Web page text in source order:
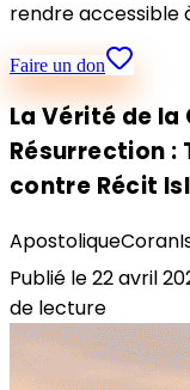
rendre accessible
Faire un don
La Vérité de
Résurrection :
contre Récit
ApostoliqueCoran
Publié le22 avril
de lecture